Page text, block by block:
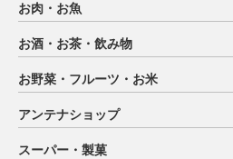
お肉・お魚
お酒・お茶・飲み物
お野菜・フルーツ・お米
アンテナショップ
スーパー・製菓